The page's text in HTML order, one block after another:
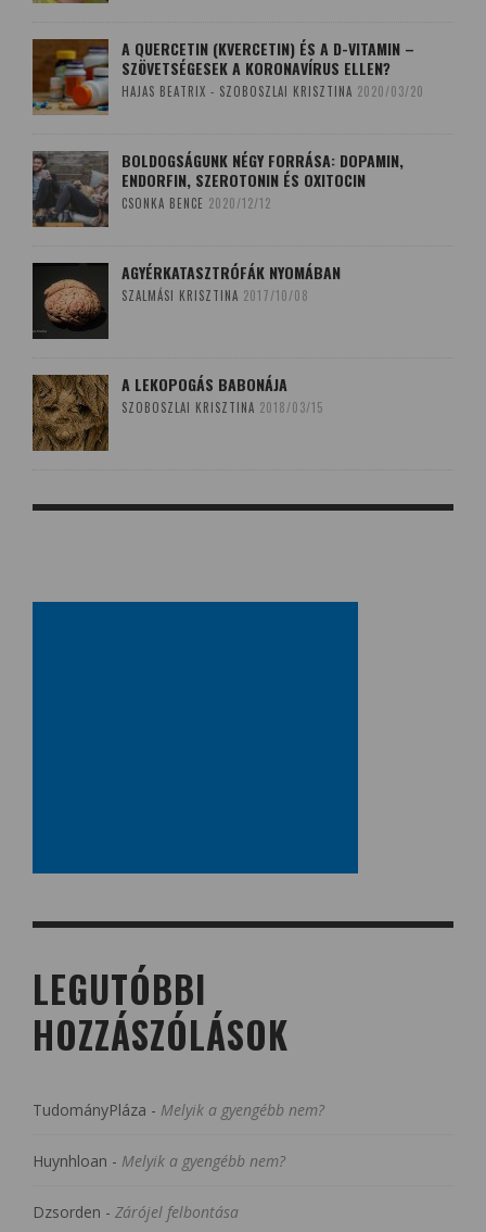
A QUERCETIN (KVERCETIN) ÉS A D-VITAMIN –
SZÖVETSÉGESEK A KORONAVÍRUS ELLEN?
HAJAS BEATRIX - SZOBOSZLAI KRISZTINA 2020/03/20
BOLDOGSÁGUNK NÉGY FORRÁSA: DOPAMIN,
ENDORFIN, SZEROTONIN ÉS OXITOCIN
CSONKA BENCE 2020/12/12
AGYÉRKATASZTRÓFÁK NYOMÁBAN
SZALMÁSI KRISZTINA 2017/10/08
A LEKOPOGÁS BABONÁJA
SZOBOSZLAI KRISZTINA 2018/03/15
LEGUTÓBBI
HOZZÁSZÓLÁSOK
TudományPláza - Melyik a gyengébb nem?
Huynhloan - Melyik a gyengébb nem?
Dzsorden - Zárójel felbontása